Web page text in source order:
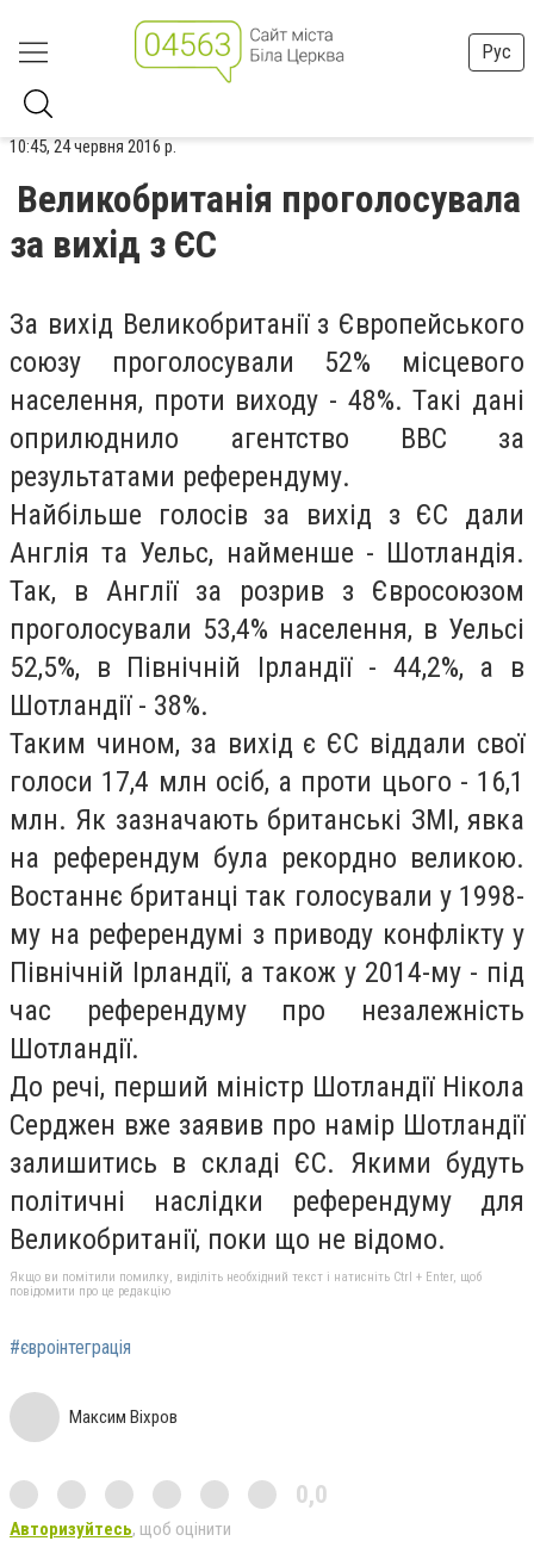
Рус
10:45, 24 червня 2016 р.
Великобританія проголосувала
за вихід з ЄС
За вихід Великобританії з Європейського
союзу проголосували 52% місцевого
населення, проти виходу - 48%. Такі дані
оприлюднило агентство ВВС за
результатами референдуму.
Найбільше голосів за вихід з ЄС дали
Англія та Уельс, найменше - Шотландія.
Так, в Англії за розрив з Євросоюзом
проголосували 53,4% населення, в Уельсі
52,5%, в Північній Ірландії - 44,2%, а в
Шотландії - 38%.
Таким чином, за вихід є ЄС віддали свої
голоси 17,4 млн осіб, а проти цього - 16,1
млн. Як зазначають британські ЗМІ, явка
на референдум була рекордно великою.
Востаннє британці так голосували у 1998-
му на референдумі з приводу конфлікту у
Північній Ірландії, а також у 2014-му - під
час референдуму про незалежність
Шотландії.
До речі, перший міністр Шотландії Нікола
Серджен вже заявив про намір Шотландії
залишитись в складі ЄС. Якими будуть
політичні наслідки референдуму для
Великобританії, поки що не відомо.
Якщо ви помітили помилку, виділіть необхідний текст і натисніть Ctrl + Enter, щоб
повідомити про це редакцію
#євроінтеграція
Максим Віхров
0,0
Авторизуйтесь, щоб оцінити